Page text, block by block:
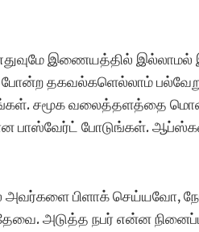
இணையத்தில் இல்லாமல்
போன்ற தகவல்களெல்லாம்
சமூக வலைத்தளத்தை
பாஸ்வேர்ட் போடுங்கள்.
பிளாக் செய்யவோ,
அடுத்த நபர் என்ன